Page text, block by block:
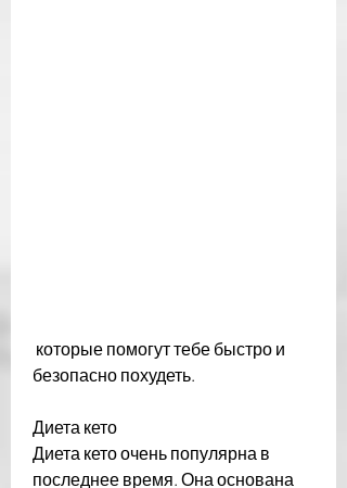
безопасно похудеть.
Диета кето
Диета кето очень популярна в
последнее время. Она основана